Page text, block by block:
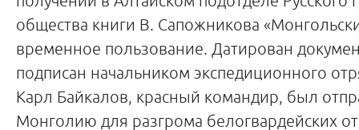
общества книги В. Сапожникова
временное пользование. Датирован
подписан начальником экспедиционного
Карл Байкалов, красный командир, был
Монголию для разгрома белогвардейских